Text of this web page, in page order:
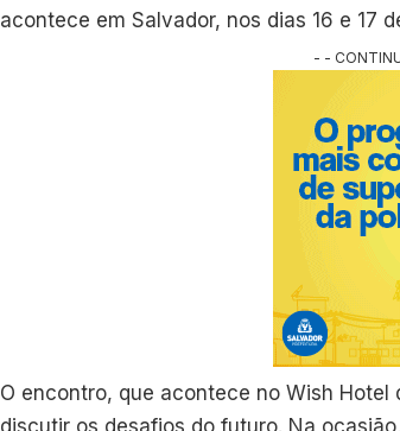
acontece em Salvador, nos dias 16 e 17
- -
O encontro, que acontece no Wish
discutir os desafios do futuro. Na